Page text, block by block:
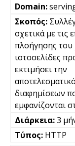
σχετικά με τις
πλοήγησης
ιστοσελίδες
εκτιμήσει την
διαφημίσεων
εμφανίζονται
3
HTTP